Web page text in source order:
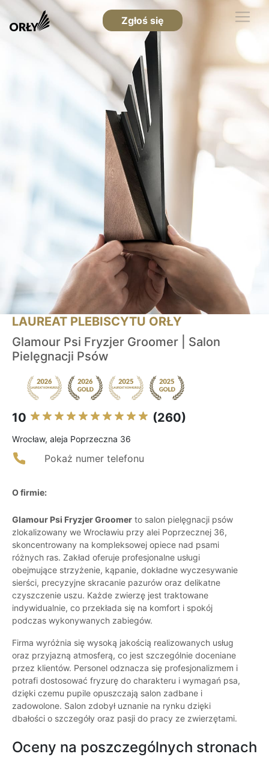
Zgłoś się
LAUREAT PLEBISCYTU ORŁY
Glamour Psi Fryzjer Groomer | Salon
Pielęgnacji Psów
10 (260)
Wrocław, aleja Poprzeczna 36
Pokaż numer telefonu
O firmie:
Glamour Psi Fryzjer Groomer to salon pielęgnacji psów
zlokalizowany we Wrocławiu przy alei Poprzecznej 36,
skoncentrowany na kompleksowej opiece nad psami
różnych ras. Zakład oferuje profesjonalne usługi
obejmujące strzyżenie, kąpanie, dokładne wyczesywanie
sierści, precyzyjne skracanie pazurów oraz delikatne
czyszczenie uszu. Każde zwierzę jest traktowane
indywidualnie, co przekłada się na komfort i spokój
podczas wykonywanych zabiegów.
Firma wyróżnia się wysoką jakością realizowanych usług
oraz przyjazną atmosferą, co jest szczególnie doceniane
przez klientów. Personel odznacza się profesjonalizmem i
potrafi dostosować fryzurę do charakteru i wymagań psa,
dzięki czemu pupile opuszczają salon zadbane i
zadowolone. Salon zdobył uznanie na rynku dzięki
dbałości o szczegóły oraz pasji do pracy ze zwierzętami.
Oceny na poszczególnych stronach